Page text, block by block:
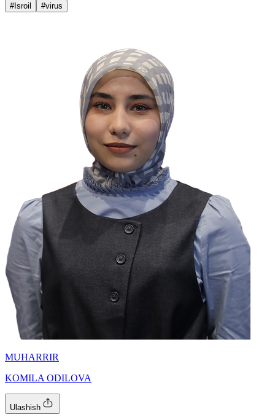
#Isroil #virus
MUHARRIR
KOMILA ODILOVA
Ulashish